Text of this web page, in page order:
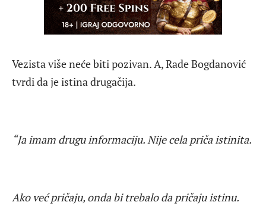
Vezista više neće biti pozivan. A, Rade Bogdanović
tvrdi da je istina drugačija.
“Ja imam drugu informaciju. Nije cela priča istinita.
Ako već pričaju, onda bi trebalo da pričaju istinu.